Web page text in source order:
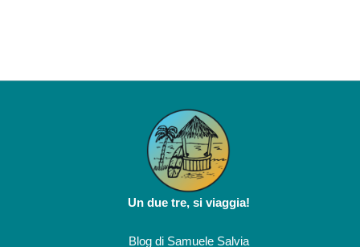
Un due tre, si viaggia!
Blog di Samuele Salvia